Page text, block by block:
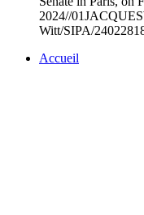
2024//
Witt/SIPA/
Accueil